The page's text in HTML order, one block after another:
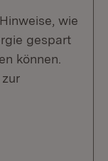
wie
gespart
können.